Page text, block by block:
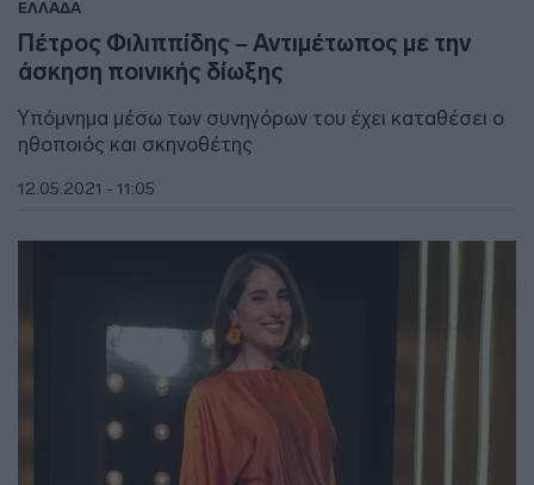
ΕΛΛΑΔΑ
Πέτρος Φιλιππίδης – Αντιμέτωπος με την
άσκηση ποινικής δίωξης
Υπόμνημα μέσω των συνηγόρων του έχει καταθέσει ο
ηθοποιός και σκηνοθέτης
12.05.2021 - 11:05